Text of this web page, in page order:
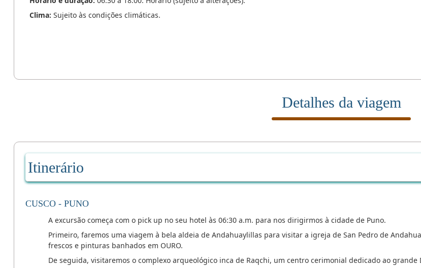
Clima: Sujeito às condições climáticas.
Detalhes da viagem
Itinerário
CUSCO - PUNO
A excursão começa com o pick up no seu hotel às 06:30 a.m. para nos dirigirmos à cidade de Puno.
Primeiro, faremos uma viagem à bela aldeia de Andahuaylillas para visitar a igreja de San Pedro de
frescos e pinturas banhados em OURO.
De seguida, visitaremos o complexo arqueológico inca de Raqchi, um centro cerimonial dedicado ao grande